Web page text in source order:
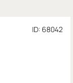
ID: 68042